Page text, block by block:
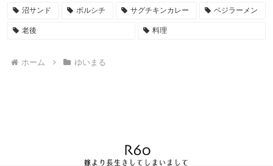
沼サンド ボルシチ サグチキンカレー ベジラーメン
老後 料理
ホーム ゆいまる